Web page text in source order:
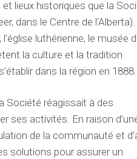
lieux historiques que la
dans le Centre de l’Alberta).
luthérienne, le musée
la culture et la tradition
dans la région en 1888.
Société réagissait à des
ses activités. En raison
de la communauté et
solutions pour assurer un